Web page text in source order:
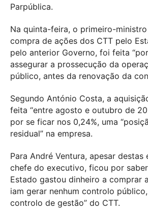
Parpública.
Na quinta-feira, o primeiro-
compra de ações dos CTT pelo
pelo anterior Governo, foi feita
assegurar a prossecução da
público, antes da renovação da
Segundo António Costa, a
feita “entre agosto e outubro de
por se ficar nos 0,24%, uma
residual” na empresa.
Para André Ventura, apesar destas
chefe do executivo, ficou por
Estado gastou dinheiro a comprar
iam gerar nenhum controlo
controlo de gestão” do CTT.